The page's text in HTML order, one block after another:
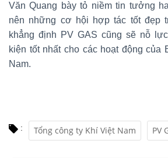
Văn Quang bày tỏ niềm tin tưởng
nên những cơ hội hợp tác tốt đẹp
khẳng định PV GAS cũng sẽ nỗ
kiện tốt nhất cho các hoạt động của
Nam.
: Tổng công ty Khí Việt Nam PV